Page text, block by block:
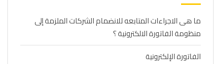
ما هى الاجراءات المتابعه للانضمام الشركات الملزمة إلى
منظومة الفاتورة الالكترونية ؟
الفاتورة الإلكترونية